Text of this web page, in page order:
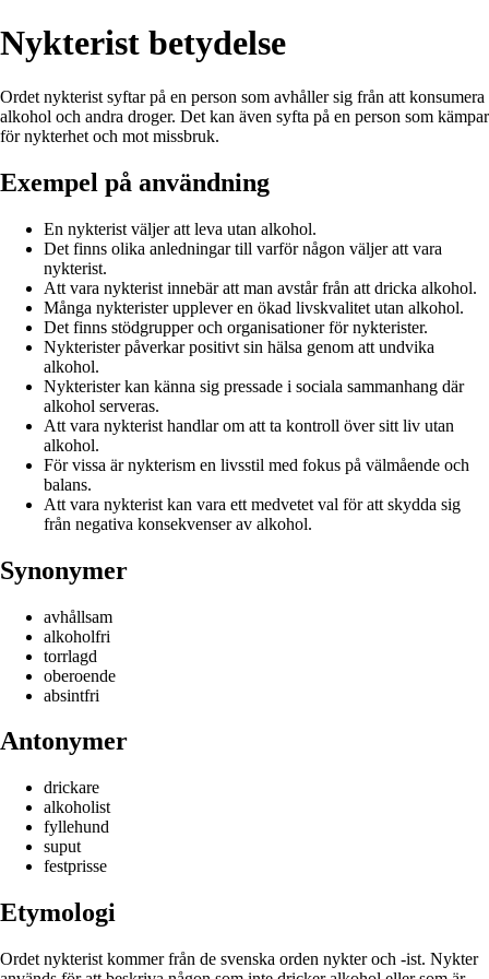
Nykterist betydelse
Ordet nykterist syftar på en person som avhåller sig från att konsumera
alkohol och andra droger. Det kan även syfta på en person som kämpar
för nykterhet och mot missbruk.
Exempel på användning
En nykterist väljer att leva utan alkohol.
Det finns olika anledningar till varför någon väljer att vara
nykterist.
Att vara nykterist innebär att man avstår från att dricka alkohol.
Många nykterister upplever en ökad livskvalitet utan alkohol.
Det finns stödgrupper och organisationer för nykterister.
Nykterister påverkar positivt sin hälsa genom att undvika
alkohol.
Nykterister kan känna sig pressade i sociala sammanhang där
alkohol serveras.
Att vara nykterist handlar om att ta kontroll över sitt liv utan
alkohol.
För vissa är nykterism en livsstil med fokus på välmående och
balans.
Att vara nykterist kan vara ett medvetet val för att skydda sig
från negativa konsekvenser av alkohol.
Synonymer
avhållsam
alkoholfri
torrlagd
oberoende
absintfri
Antonymer
drickare
alkoholist
fyllehund
suput
festprisse
Etymologi
Ordet nykterist kommer från de svenska orden nykter och -ist. Nykter